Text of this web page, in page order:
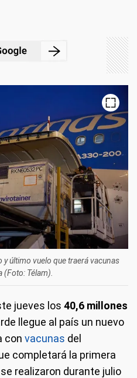
y último vuelo que traerá vacunas
(Foto: Télam).
jueves los 40,6 millones
llegue al país un nuevo
con vacunas del
completará la primera
realizaron durante julio